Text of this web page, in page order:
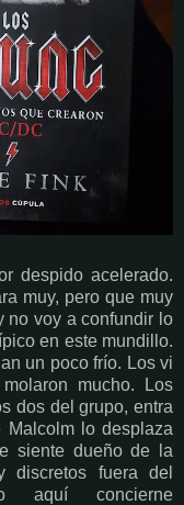
despido acelerado.
muy, pero que muy
no voy a confundir lo
en este mundillo.
un poco frío. Los vi
mucho. Los
dos del grupo, entra
Malcolm lo desplaza
siente dueño de la
discretos fuera del
aquí concierne